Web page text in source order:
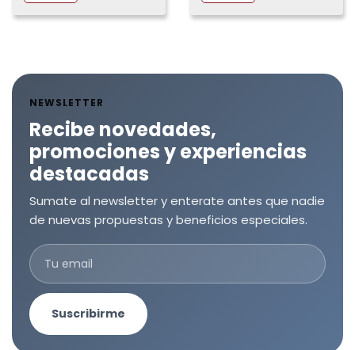
NEWSLETTER
Recibe novedades,
promociones y experiencias
destacadas
Sumate al newsletter y enterate antes que nadie
de nuevas propuestas y beneficios especiales.
Suscribirme